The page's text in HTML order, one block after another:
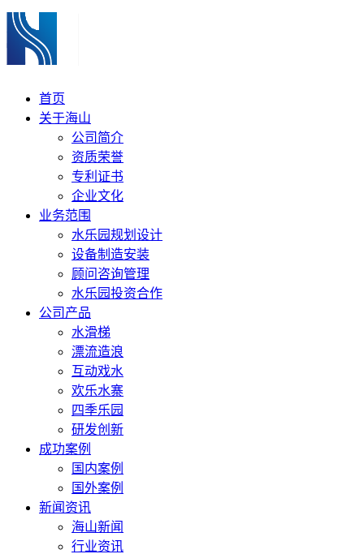
首页
关于海山
公司简介
资质荣誉
专利证书
企业文化
业务范围
水乐园规划设计
设备制造安装
顾问咨询管理
水乐园投资合作
公司产品
水滑梯
漂流造浪
互动戏水
欢乐水寨
四季乐园
研发创新
成功案例
国内案例
国外案例
新闻资讯
海山新闻
行业资讯